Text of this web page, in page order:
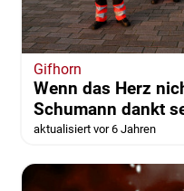
Gifhorn
Wenn das Herz
Schumann dankt
aktualisiert vor 6 Jahren